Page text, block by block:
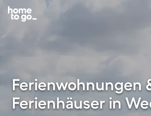
Ferienwohnungen
Ferienhäuser in